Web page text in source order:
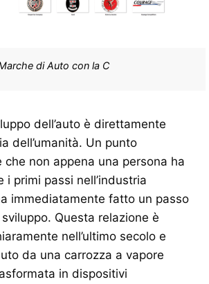
di Auto con la C
dell’auto è direttamente
dell’umanità. Un punto
che non appena una persona ha
i primi passi nell’industria
immediatamente fatto un passo
Questa relazione è
nell’ultimo secolo e
da una carrozza a vapore
in dispositivi